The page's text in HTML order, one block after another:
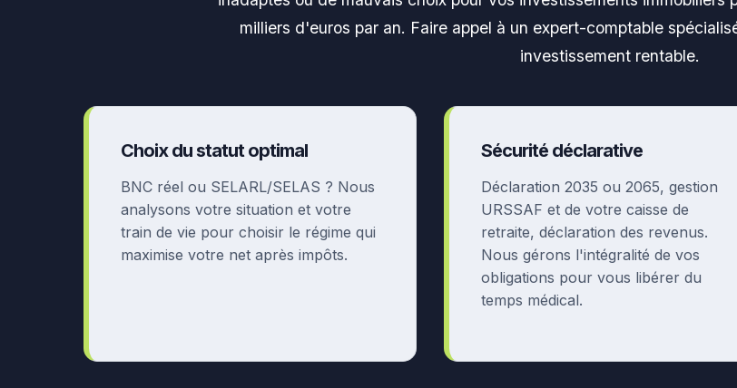
milliers d'euros par an. Faire appel à un expert-comptable
investissement rentable.
Choix du statut optimal
BNC réel ou SELARL/SELAS ? Nous
analysons votre situation et votre
train de vie pour choisir le régime qui
maximise votre net après impôts.
Sécurité déclarative
Déclaration 2035 ou 2065, gestion
URSSAF et de votre caisse de
retraite, déclaration des revenus.
Nous gérons l'intégralité de vos
obligations pour vous libérer du
temps médical.